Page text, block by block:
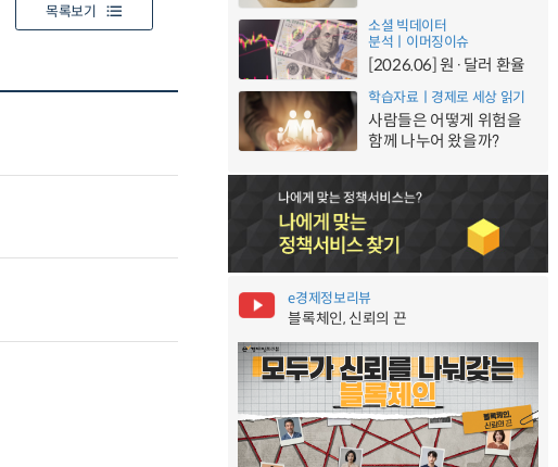
목록보기
소셜 빅데이터
분석ㅣ이머징이슈
[2026.06] 원·달러 환율
학습자료ㅣ경제로 세상 읽기
사람들은 어떻게 위험을
함께 나누어 왔을까?
e경제정보리뷰
블록체인, 신뢰의 끈